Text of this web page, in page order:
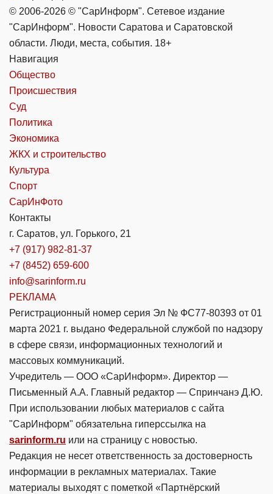
© 2006-2026 © "СарИнформ". Сетевое издание
"СарИнформ". Новости Саратова и Саратовской
области. Люди, места, события. 18+
Навигация
Общество
Происшествия
Суд
Политика
Экономика
ЖКХ и строительство
Культура
Спорт
СарИнФото
Контакты
г. Саратов, ул. Горького, 21
+7 (917) 982-81-37
+7 (8452) 659-600
info@sarinform.ru
РЕКЛАМА
Регистрационный номер серия Эл № ФС77-80393 от 01
марта 2021 г. выдано Федеральной службой по надзору
в сфере связи, информационных технологий и
массовых коммуникаций.
Учредитель — ООО «СарИнформ». Директор —
Письменный А.А. Главный редактор — Спринчанэ Д.Ю.
При использовании любых материалов с сайта
"СарИнформ" обязательна гиперссылка на
sarinform.ru или на страницу с новостью.
Редакция не несет ответственность за достоверность
информации в рекламных материалах. Такие
материалы выходят с пометкой «Партнёрский